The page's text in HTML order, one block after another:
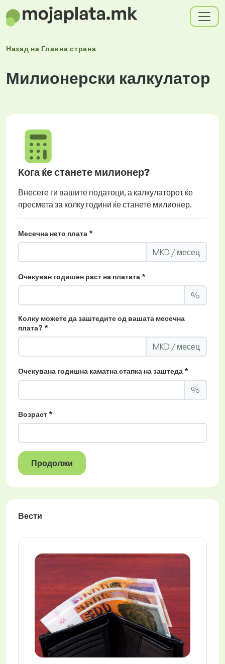
Назад на Главна страна
Милионерски калкулатор
Кога ќе станете милионер?
Внесете ги вашите податоци, а калкулаторот ќе
пресмета за колку години ќе станете милионер.
Месечна нето плата *
MKD / месец
Очекуван годишен раст на платата *
%
Колку можете да заштедите од вашата месечна
плата? *
MKD / месец
Очекувана годишна каматна стапка на заштеда *
%
Возраст *
Продолжи
Вести